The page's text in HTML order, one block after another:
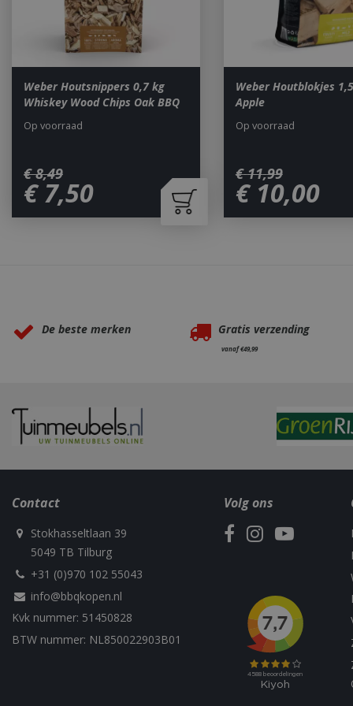
Weber Houtsnippers 0,7 kg
Whiskey Wood Chips Oak BBQ
€ 8,49
€ 7,50
Op voorraad
Weber Houtblokjes
Apple
€ 11,99
€ 10,00
Op voorraad
De beste merken Gratis verzending
vanaf €49,99
Contact
Stokhasseltlaan 39
5049 TB Tilburg
+31 (0)970 102 55043
info@bbqkopen.nl
Kvk nummer: 51450828
BTW nummer: NL850022903B01
Volg ons
__cf_bm
_ga
_gid
performance
_ga_M5FLK9N03R
Naam
Targetting
_clsk
e52aaa62aa9f
GCSESSID